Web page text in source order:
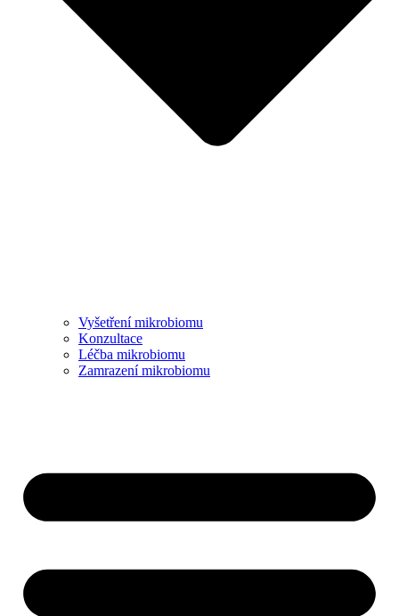
Vyšetření mikrobiomu
Konzultace
Léčba mikrobiomu
Zamrazení mikrobiomu